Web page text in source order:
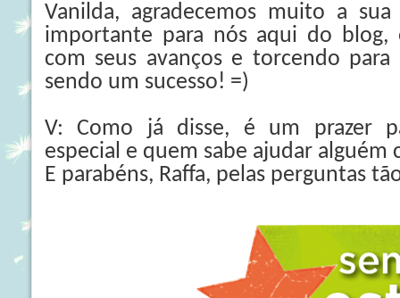
Vanilda, agradecemos muito a
importante para nós aqui do blog,
com seus avanços e torcendo
sendo um sucesso! =)
V: Como já disse, é um prazer
especial e quem sabe ajudar
E parabéns, Raffa, pelas perguntas